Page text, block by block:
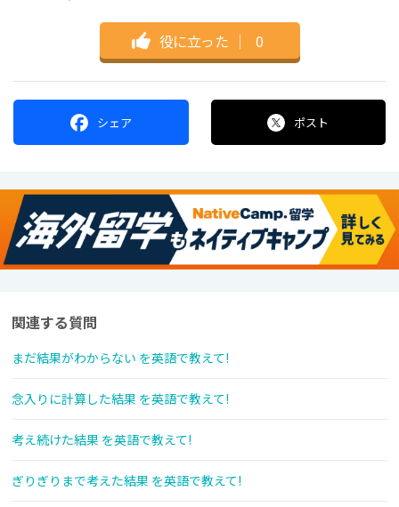
役に立った ｜ 0
シェア ポスト
関連する質問
まだ結果がわからない を英語で教えて!
念入りに計算した結果 を英語で教えて!
考え続けた結果 を英語で教えて!
ぎりぎりまで考えた結果 を英語で教えて!